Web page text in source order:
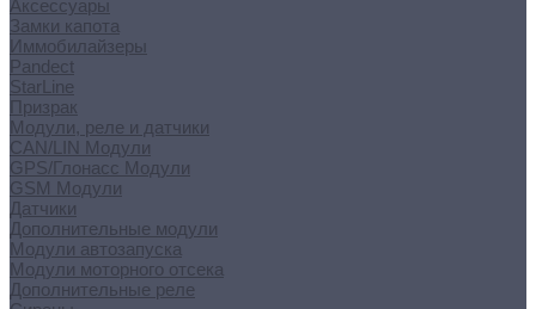
Аксессуары
Замки капота
Иммобилайзеры
Pandect
StarLine
Призрак
Модули, реле и датчики
CAN/LIN Модули
GPS/Глонасс Модули
GSM Модули
Датчики
Дополнительные модули
Модули автозапуска
Модули моторного отсека
Дополнительные реле